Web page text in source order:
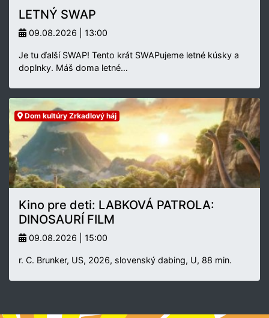
LETNÝ SWAP
09.08.2026 | 13:00
Je tu ďalší SWAP! Tento krát SWAPujeme letné kúsky a
doplnky. Máš doma letné…
Dom kultúry Zrkadlový háj
Kino pre deti: LABKOVÁ PATROLA:
DINOSAURÍ FILM
09.08.2026 | 15:00
r. C. Brunker, US, 2026, slovenský dabing, U, 88 min.